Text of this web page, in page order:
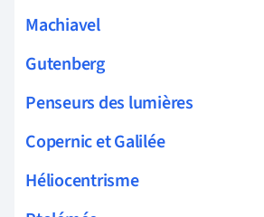
Machiavel
Gutenberg
Penseurs des lumières
Copernic et Galilée
Héliocentrisme